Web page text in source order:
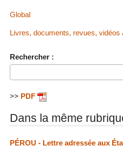
Global
Livres, documents, revues, vidéos
Rechercher :
>> PDF
Dans la même
PÉROU - Lettre adressée aux